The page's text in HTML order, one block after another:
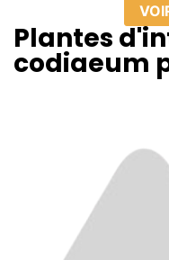
Plantes
codiaeum